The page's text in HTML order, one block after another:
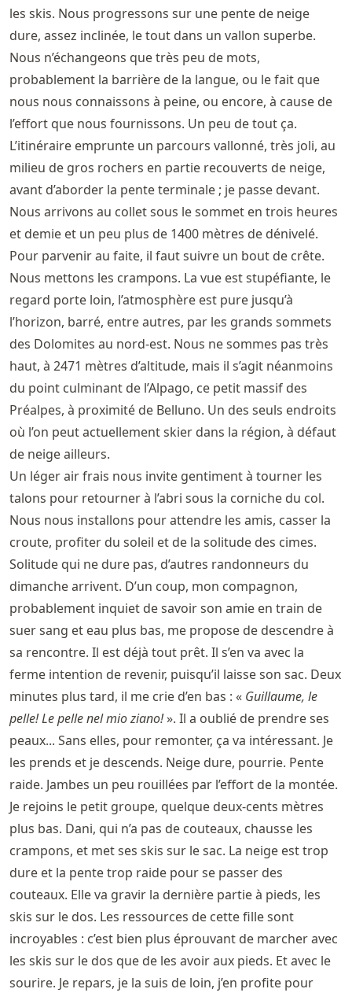
les skis. Nous progressons sur une pente de neige
dure, assez inclinée, le tout dans un vallon superbe.
Nous n’échangeons que très peu de mots,
probablement la barrière de la langue, ou le fait que
nous nous connaissons à peine, ou encore, à cause de
l’effort que nous fournissons. Un peu de tout ça.
L’itinéraire emprunte un parcours vallonné, très joli, au
milieu de gros rochers en partie recouverts de neige,
avant d’aborder la pente terminale ; je passe devant.
Nous arrivons au collet sous le sommet en trois heures
et demie et un peu plus de 1400 mètres de dénivelé.
Pour parvenir au faite, il faut suivre un bout de crête.
Nous mettons les crampons. La vue est stupéfiante, le
regard porte loin, l’atmosphère est pure jusqu’à
l’horizon, barré, entre autres, par les grands sommets
des Dolomites au nord-est. Nous ne sommes pas très
haut, à 2471 mètres d’altitude, mais il s’agit néanmoins
du point culminant de l’Alpago, ce petit massif des
Préalpes, à proximité de Belluno. Un des seuls endroits
où l’on peut actuellement skier dans la région, à défaut
de neige ailleurs.
Un léger air frais nous invite gentiment à tourner les
talons pour retourner à l’abri sous la corniche du col.
Nous nous installons pour attendre les amis, casser la
croute, profiter du soleil et de la solitude des cimes.
Solitude qui ne dure pas, d’autres randonneurs du
dimanche arrivent. D’un coup, mon compagnon,
probablement inquiet de savoir son amie en train de
suer sang et eau plus bas, me propose de descendre à
sa rencontre. Il est déjà tout prêt. Il s’en va avec la
ferme intention de revenir, puisqu’il laisse son sac. Deux
minutes plus tard, il me crie d’en bas : « Guillaume, le
pelle! Le pelle nel mio ziano!». Il a oublié de prendre ses
peaux... Sans elles, pour remonter, ça va intéressant. Je
les prends et je descends. Neige dure, pourrie. Pente
raide. Jambes un peu rouillées par l’effort de la montée.
Je rejoins le petit groupe, quelque deux-cents mètres
plus bas. Dani, qui n’a pas de couteaux, chausse les
crampons, et met ses skis sur le sac. La neige est trop
dure et la pente trop raide pour se passer des
couteaux. Elle va gravir la dernière partie à pieds, les
skis sur le dos. Les ressources de cette fille sont
incroyables : c’est bien plus éprouvant de marcher avec
les skis sur le dos que de les avoir aux pieds. Et avec le
sourire. Je repars, je la suis de loin, j’en profite pour